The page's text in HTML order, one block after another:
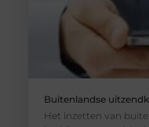
Buitenlandse
Het inzetten van